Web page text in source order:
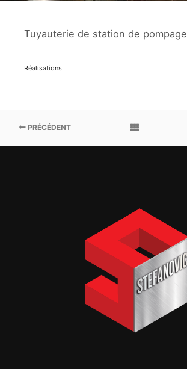
Tuyauterie de station de pompage
Réalisations
PRÉCÉDENT